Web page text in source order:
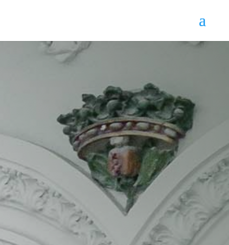
Licitaciones
cortinas y estores
¿Su empresa proporciona servicios relacionados
con
cortinas y estores? ¿Busca una licitación?
Entonces sabrá de primera mano la dificultad
que presenta encontrar concursos públicos de
calidad en este sector. En concreto, y según
nuestra base de datos especializada, mientras
escribimos estas líneas existen únicamente